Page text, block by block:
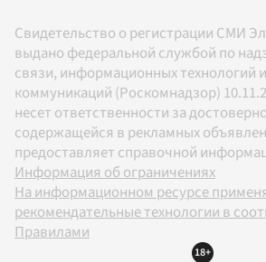
Свидетельство о регистрации СМИ
выдано федеральной службой по
связи, информационных технологий
коммуникаций (Роскомнадзор)
несет ответственности за
содержащейся в рекламных
предоставляет справочной
Информация об ограничениях
На информационном ресурсе
рекомендательные технологии в
Правилами
18+